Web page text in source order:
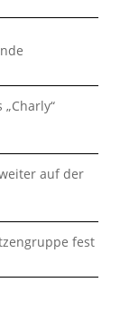
auf der
fest